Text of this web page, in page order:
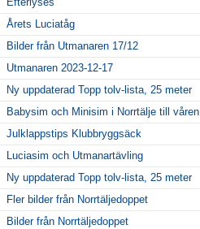
Årets Luciatåg
Bilder från Utmanaren 17/12
Utmanaren 2023-12-17
Ny uppdaterad Topp tolv-lista, 25 meter
Babysim och Minisim i Norrtälje till våren
Julklappstips Klubbryggsäck
Luciasim och Utmanartävling
Ny uppdaterad Topp tolv-lista, 25 meter
Fler bilder från Norrtäljedoppet
Bilder från Norrtäljedoppet